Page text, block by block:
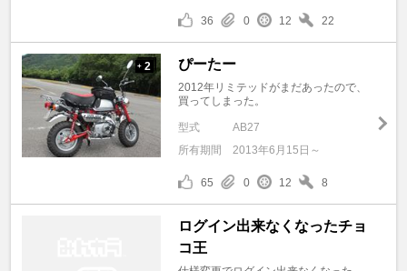
36 0 12 22
+ 2 ぴーたー
2012年リミテッドがまだあったので、
買ってしまった。
型式
AB27
所有期間
2013年6月15日～
65 0 12 8
ログイン出来なくなったチョ
コ王